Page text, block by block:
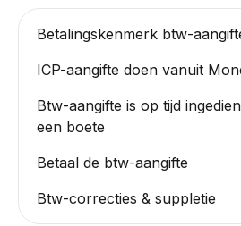
Betalingskenmerk btw-
ICP-aangifte doen vanuit
Btw-aangifte is op tijd
een boete
Betaal de btw-aangifte
Btw-correcties & suppletie